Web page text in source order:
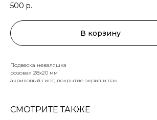
500 р.
В корзину
Подвеска неваляшка
розовая 28х20 мм
акриловый гипс, покрытие акрил и лак
СМОТРИТЕ ТАКЖЕ